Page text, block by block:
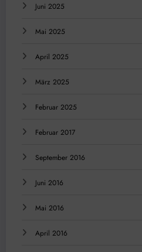
Juni 2025
Mai 2025
April 2025
März 2025
Februar 2025
Februar 2017
September 2016
Juni 2016
Mai 2016
April 2016